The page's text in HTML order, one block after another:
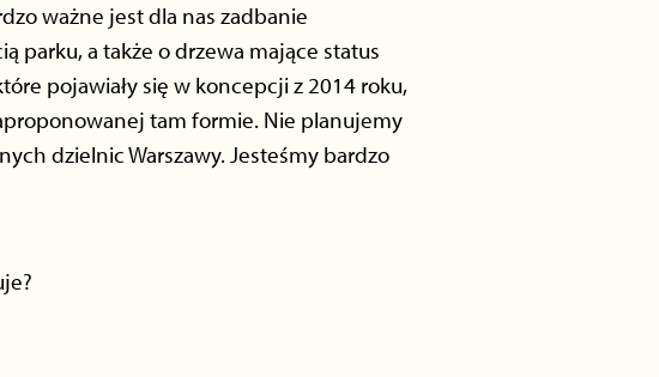
ważne jest dla nas zadbanie
parku, a także o drzewa mające status
pojawiały się w koncepcji z 2014 roku,
tam formie. Nie planujemy
dzielnic Warszawy. Jesteśmy bardzo